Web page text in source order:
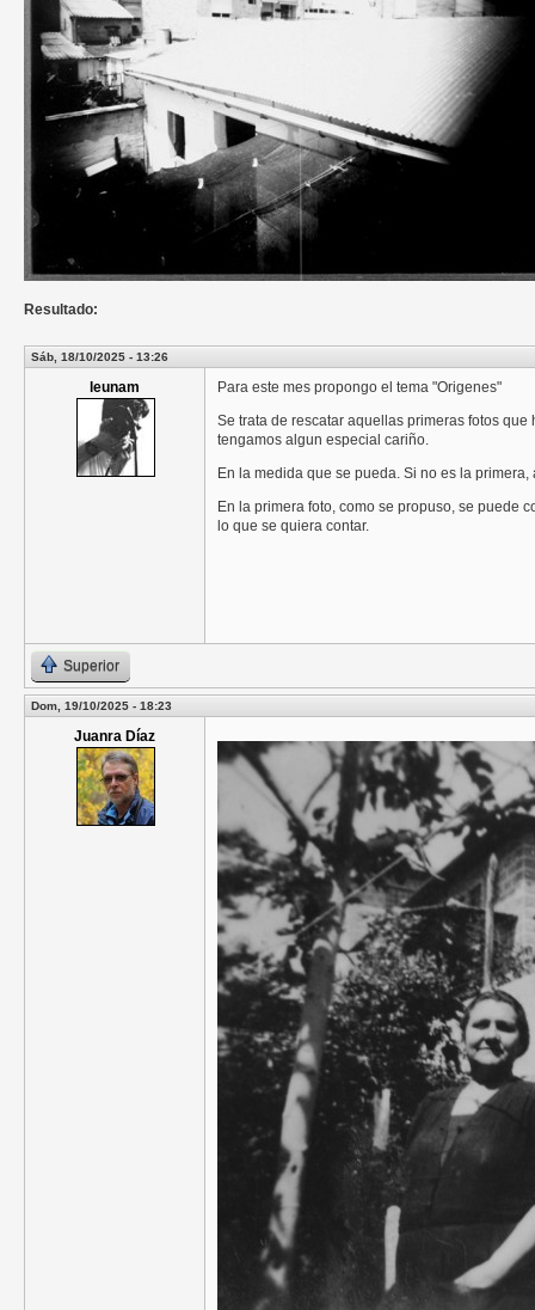
Resultado:
Sáb, 18/10/2025 - 13:26
leunam
Para este mes propongo el tema "Origenes"
Se trata de rescatar aquellas primeras fotos
tengamos algun especial cariño.
En la medida que se pueda. Si no es la
En la primera foto, como se propuso, se puede
lo que se quiera contar.
Superior
Dom, 19/10/2025 - 18:23
Juanra Díaz